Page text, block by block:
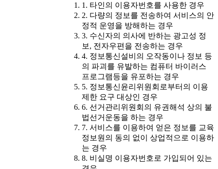
1. 타인의 이용자번호를 사용한 경우
2. 다량의 정보를 전송하여 서비스의 안
정적 운영을 방해하는 경우
3. 수신자의 의사에 반하는 광고성 정
보, 전자우편을 전송하는 경우
4. 정보통신설비의 오작동이나 정보 등
의 파괴를 유발하는 컴퓨터 바이러스
프로그램등을 유포하는 경우
5. 정보통신윤리위원회로부터의 이용
제한 요구 대상인 경우
6. 선거관리위원회의 유권해석 상의 불
법선거운동을 하는 경우
7. 서비스를 이용하여 얻은 정보를 교육
정보원의 동의 없이 상업적으로 이용하
는 경우
8. 비실명 이용자번호로 가입되어 있는